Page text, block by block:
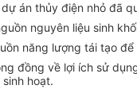
án thủy điện nhỏ đã
nguyên liệu sinh
năng lượng tái tạo
đồng về lợi ích sử
hoạt.